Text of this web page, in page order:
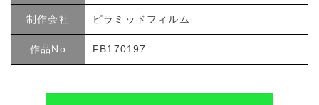
制作会社 ピラミッドフィルム
作品No FB170197